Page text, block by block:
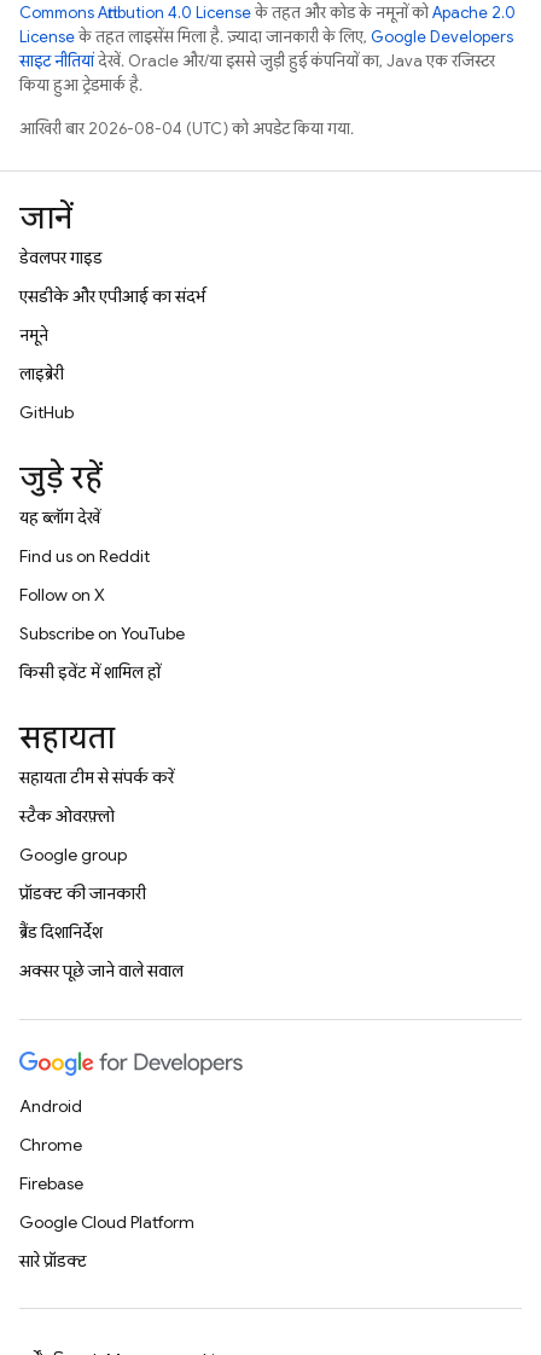
Commons Attribution 4.0 Licenseके तहत और कोड के नमूनों कोApache 2.0
Licenseके तहत लाइसेंस मिला है. ज़्यादा जानकारी के लिए, Google Developers
साइट नीतियांदेखें. Oracle और/या इससे जुड़ी हुई कंपनियों का, Java एक रजिस्टर
किया हुआ ट्रेडमार्क है.
आखिरी बार 2026-08-04 (UTC) को अपडेट किया गया.
जानें
डेवलपर गाइड
एसडीके और एपीआई का संदर्भ
नमूने
लाइब्रेरी
GitHub
जुड़े रहें
यह ब्लॉग देखें
Find us on Reddit
Follow on X
Subscribe on YouTube
किसी इवेंट में शामिल हों
सहायता
सहायता टीम से संपर्क करें
स्टैक ओवरफ़्लो
Google group
प्रॉडक्ट की जानकारी
ब्रैंड दिशानिर्देश
अक्सर पूछे जाने वाले सवाल
Android
Chrome
Firebase
Google Cloud Platform
सारे प्रॉडक्ट